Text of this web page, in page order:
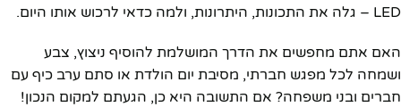
LED – גלה את התכונות, היתרונות, ולמה כדאי לרכוש אותו היום.
האם אתם מחפשים את הדרך המושלמת להוסיף ניצוץ, צבע
ושמחה לכל מפגש חברתי, מסיבת יום הולדת או סתם ערב כיף עם
חברים ובני משפחה? אם התשובה היא כן, הגעתם למקום הנכון!